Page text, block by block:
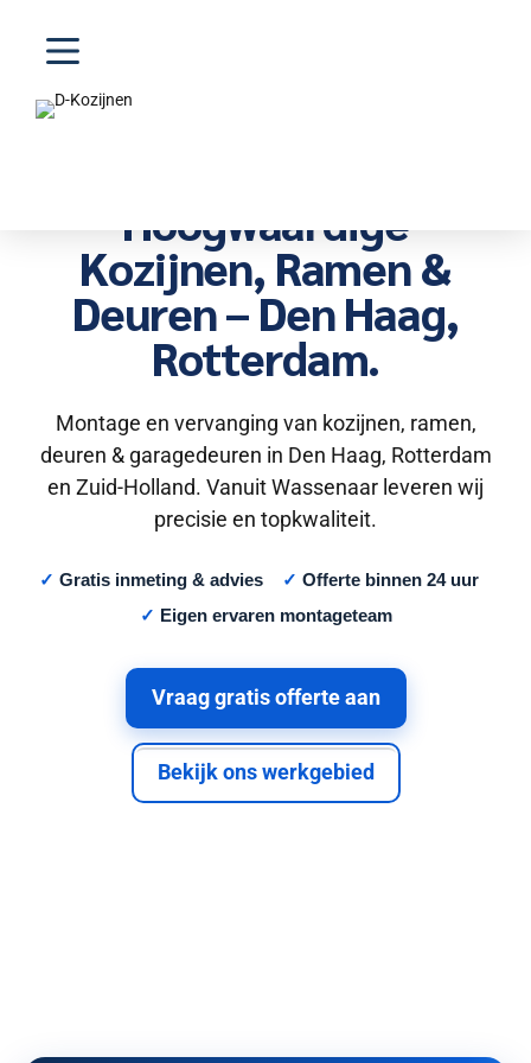
Hoogwaardige
Kozijnen, Ramen &
Deuren – Den Haag,
Rotterdam.
Montage en vervanging van kozijnen, ramen,
deuren & garagedeuren in Den Haag, Rotterdam
en Zuid-Holland. Vanuit Wassenaar leveren wij
precisie en topkwaliteit.
✓ Gratis inmeting & advies ✓ Offerte binnen 24 uur
✓ Eigen ervaren montageteam
Vraag gratis offerte aan
Bekijk ons werkgebied